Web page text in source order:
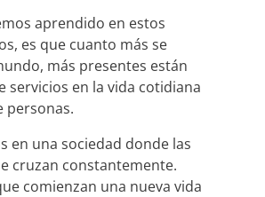
aprendido en estos
es que cuanto más se
más presentes están
servicios en la vida cotidiana
personas.
en una sociedad donde las
cruzan constantemente.
comienzan una nueva vida